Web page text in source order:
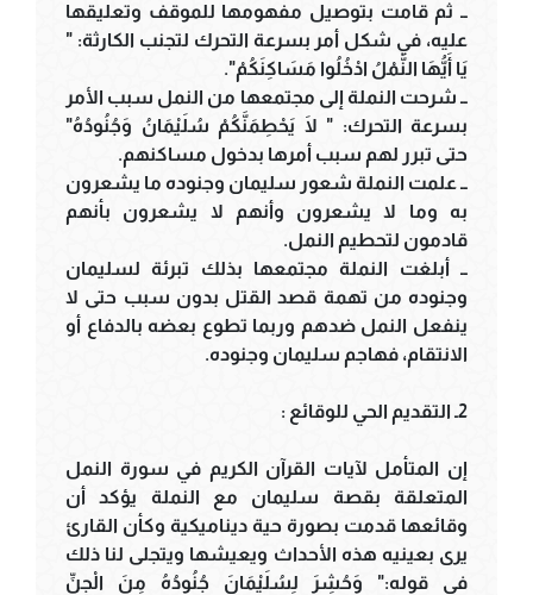
ــ ثم قامت بتوصيل مفهومها للموقف وتعليقها
عليه، في شكل أمر بسرعة التحرك لتجنب الكارثة: "
يَا أَيُّهَا النَّمْلُ ادْخُلُوا مَسَاكِنَكُمْ".
ــ شرحت النملة إلى مجتمعها من النمل سبب الأمر
بسرعة التحرك: " لَا يَحْطِمَنَّكُمْ سُلَيْمَانُ وَجُنُودُهُ"
حتى تبرر لهم سبب أمرها بدخول مساكنهم.
ــ علمت النملة شعور سليمان وجنوده ما يشعرون
به وما لا يشعرون وأنهم لا يشعرون بأنهم
قادمون لتحطيم النمل.
ــ أبلغت النملة مجتمعها بذلك تبرئة لسليمان
وجنوده من تهمة قصد القتل بدون سبب حتى لا
ينفعل النمل ضدهم وربما تطوع بعضه بالدفاع أو
الانتقام، فهاجم سليمان وجنوده.
2ـ التقديم الحي للوقائع :
إن المتأمل لآيات القرآن الكريم في سورة النمل
المتعلقة بقصة سليمان مع النملة يؤكد أن
وقائعها قدمت بصورة حية ديناميكية وكأن القارئ
يرى بعينيه هذه الأحداث ويعيشها ويتجلى لنا ذلك
في قوله:" وَحُشِرَ لِسُلَيْمَانَ جُنُودُهُ مِنَ الْجِنِّ